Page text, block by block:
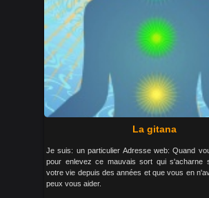
La gitana
Je suis: un particulier Adresse web: Quand
pour enlevez ce mauvais sort qui s'acharne
votre vie depuis des années et que vous en
peux vous aider.